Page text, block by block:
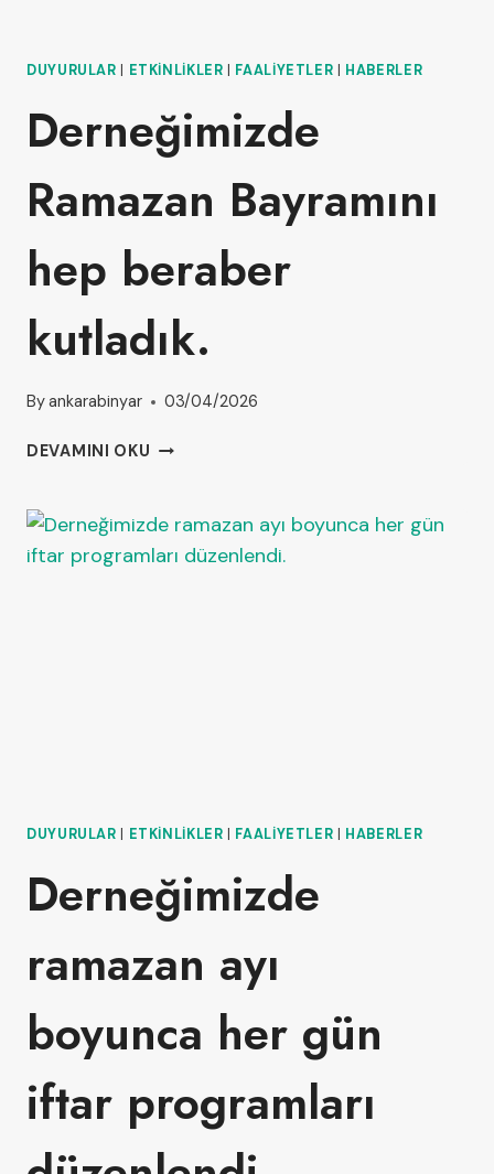
DUYURULAR ETKINLIKLER FAALIYETLER HABERLER
Derneğimizde
Ramazan Bayramını
hep beraber
kutladık.
Byankarabinyar 03/04/2026
DEVAMINI OKU
DUYURULAR ETKINLIKLER FAALIYETLER HABERLER
Derneğimizde
ramazan ayı
boyunca her gün
iftar programları